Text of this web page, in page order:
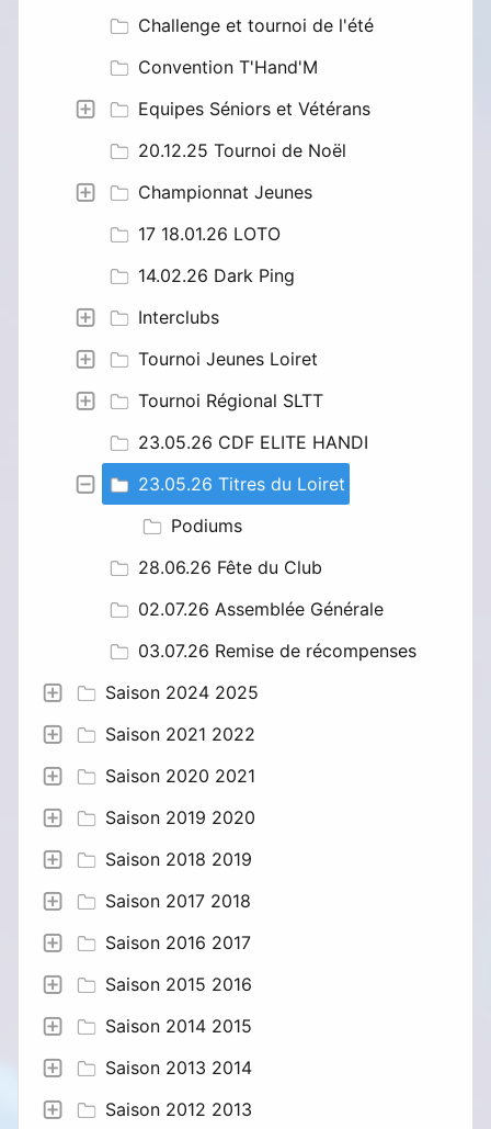
Challenge et tournoi de l'été
Convention T'Hand'M
Equipes Séniors et Vétérans
20.12.25 Tournoi de Noël
Championnat Jeunes
17 18.01.26 LOTO
14.02.26 Dark Ping
Interclubs
Tournoi Jeunes Loiret
Tournoi Régional SLTT
23.05.26 CDF ELITE HANDI
23.05.26 Titres du Loiret
Podiums
28.06.26 Fête du Club
02.07.26 Assemblée Générale
03.07.26 Remise de récompenses
Saison 2024 2025
Saison 2021 2022
Saison 2020 2021
Saison 2019 2020
Saison 2018 2019
Saison 2017 2018
Saison 2016 2017
Saison 2015 2016
Saison 2014 2015
Saison 2013 2014
Saison 2012 2013